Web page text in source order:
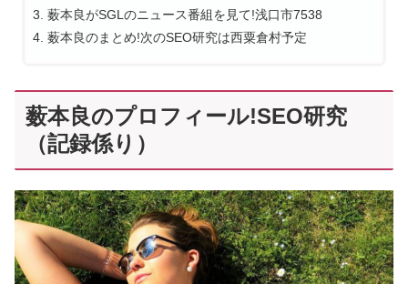
薮本良がSGLのニュース番組を見て!浅口市7538
薮本良のまとめ!次のSEO研究は西粟倉村予定
薮本良のプロフィール!SEO研究
（記録係り）